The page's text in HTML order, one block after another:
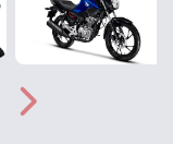
Próximo